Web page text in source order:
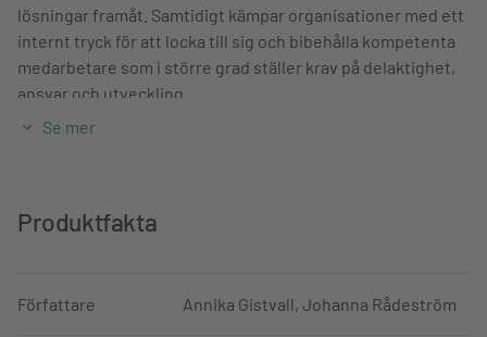
lösningar framåt. Samtidigt kämpar organisationer med ett
internt tryck för att locka till sig och bibehålla kompetenta
medarbetare som i större grad ställer krav på delaktighet,
ansvar och utveckling.
Medarbetare i hela organisationen behöver kunna hantera
är tillit.
stort antal framgångsfaktorer, men även fallgropar som
Se mer
Produktfakta
Författare Annika Gistvall, Johanna Rådeström